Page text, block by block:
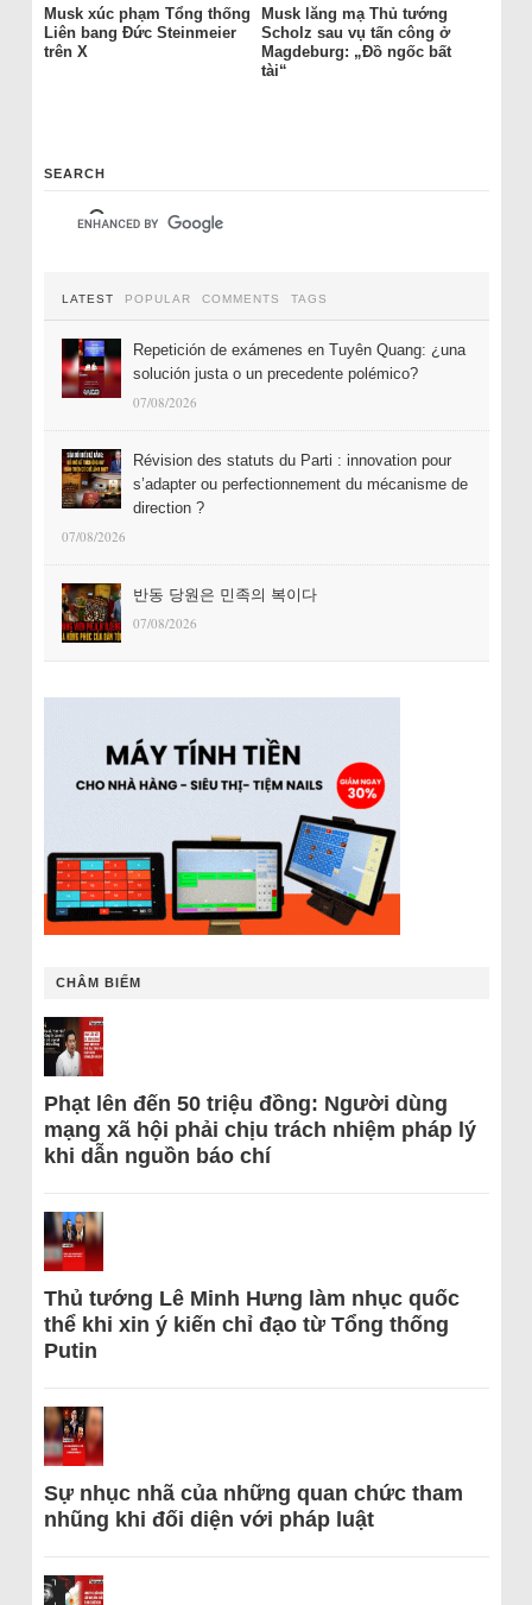
Musk xúc phạm Tổng thống
Liên bang Đức Steinmeier
trên X
Musk lăng mạ Thủ tướng
Scholz sau vụ tấn công ở
Magdeburg: „Đồ ngốc bất
tài“
SEARCH
LATEST POPULAR COMMENTS TAGS
Repetición de exámenes en Tuyên Quang: ¿una
solución justa o un precedente polémico?
07/08/2026
Révision des statuts du Parti : innovation pour
s’adapter ou perfectionnement du mécanisme de
direction ?
07/08/2026
반동 당원은 민족의 복이다
07/08/2026
CHÂM BIẾM
Phạt lên đến 50 triệu đồng: Người dùng
mạng xã hội phải chịu trách nhiệm pháp lý
khi dẫn nguồn báo chí
Thủ tướng Lê Minh Hưng làm nhục quốc
thể khi xin ý kiến chỉ đạo từ Tổng thống
Putin
Sự nhục nhã của những quan chức tham
nhũng khi đối diện với pháp luật